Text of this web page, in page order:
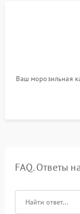
Ваш морозильная
FAQ. Ответы